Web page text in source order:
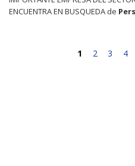
ENCUENTRA EN BUSQUEDA de
1 2 3 4